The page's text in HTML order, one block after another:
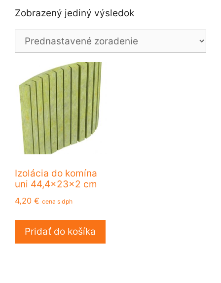
Zobrazený jediný výsledok
Izolácia do komína
uni 44,4x23x2 cm
4,20 € cena s dph
Pridať do košíka